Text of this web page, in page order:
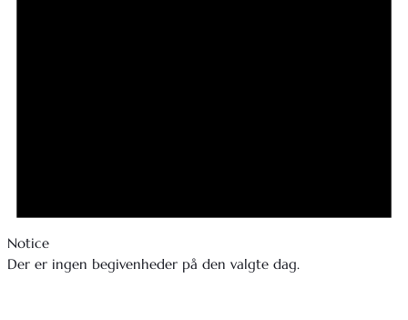
Notice
Der er ingen begivenheder på den valgte dag.